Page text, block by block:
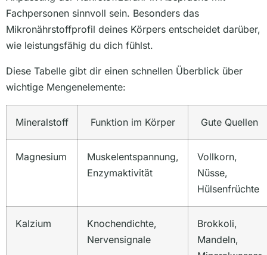
Fachpersonen sinnvoll sein. Besonders das
Mikronährstoffprofil deines Körpers entscheidet darüber,
wie leistungsfähig du dich fühlst.
Diese Tabelle gibt dir einen schnellen Überblick über
wichtige Mengenelemente:
Mineralstoff Funktion im Körper Gute Quellen
Magnesium
Muskelentspannung,
Enzymaktivität
Vollkorn,
Nüsse,
Hülsenfrüchte
Kalzium
Knochendichte,
Nervensignale
Brokkoli,
Mandeln,